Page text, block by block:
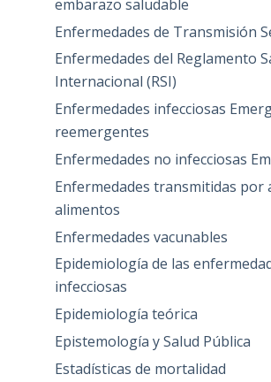
embarazo saludable
Enfermedades de Transmisión
Enfermedades del Reglamento
Internacional (RSI)
Enfermedades infecciosas
reemergentes
Enfermedades no infecciosas
Enfermedades transmitidas por
alimentos
Enfermedades vacunables
Epidemiología de las
infecciosas
Epidemiología teórica
Epistemología y Salud Pública
Estadísticas de mortalidad